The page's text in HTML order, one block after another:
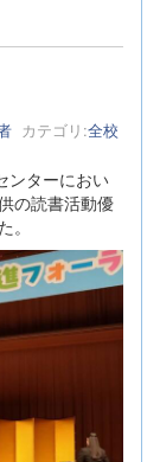
カテゴリ:全校
ンターにおい
の読書活動優
。